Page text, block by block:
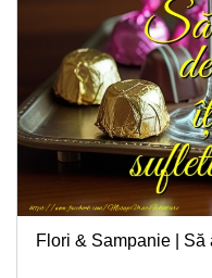
Flori & Sampanie | Să